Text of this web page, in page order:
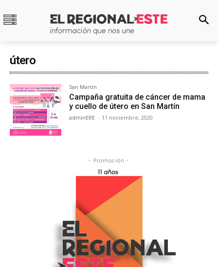
útero
San Martín
Campaña gratuita de cáncer de mama
y cuello de útero en San Martín
adminERE - 11 noviembre, 2020
- Promoción -